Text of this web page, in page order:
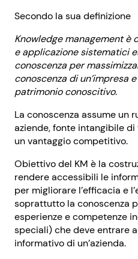
Secondo la sua definizione
Knowledge management è
e applicazione sistematici
conoscenza per
conoscenza di un’impresa
patrimonio conoscitivo.
La conoscenza assume un
aziende, fonte intangibile
un vantaggio competitivo.
Obiettivo del KM è la
rendere accessibili le
per migliorare l’efficacia e
soprattutto la conoscenza
esperienze e competenze
speciali) che deve entrare
informativo di un’azienda.